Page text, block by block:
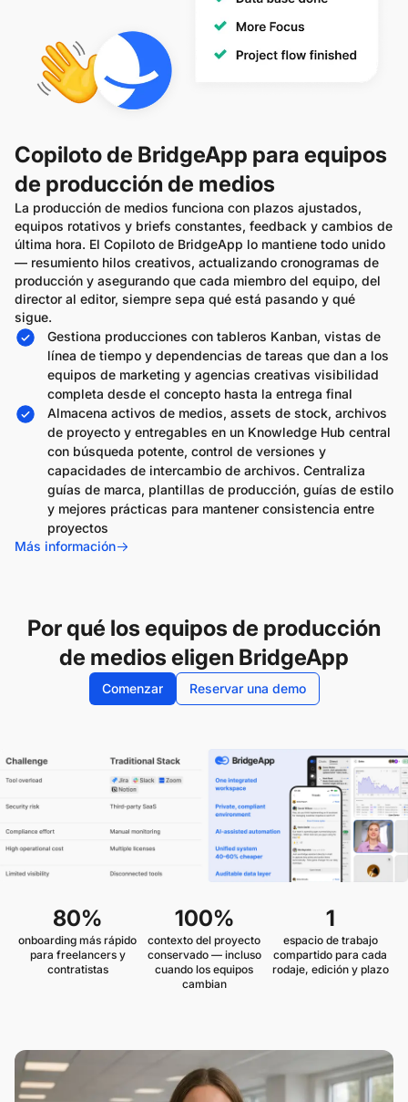
Copiloto de BridgeApp para equipos
de producción de medios
La producción de medios funciona con plazos ajustados,
equipos rotativos y briefs constantes, feedback y cambios de
última hora. El Copiloto de BridgeApp lo mantiene todo unido
— resumiento hilos creativos, actualizando cronogramas de
producción y asegurando que cada miembro del equipo, del
director al editor, siempre sepa qué está pasando y qué
sigue.
Gestiona producciones con tableros Kanban, vistas de
línea de tiempo y dependencias de tareas que dan a los
equipos de marketing y agencias creativas visibilidad
completa desde el concepto hasta la entrega final
Almacena activos de medios, assets de stock, archivos
de proyecto y entregables en un Knowledge Hub central
con búsqueda potente, control de versiones y
capacidades de intercambio de archivos. Centraliza
guías de marca, plantillas de producción, guías de estilo
y mejores prácticas para mantener consistencia entre
proyectos
Más información
Por qué los equipos de producción
de medios eligen BridgeApp
Comenzar Reservar una demo
80%
onboarding más rápido
para freelancers y
contratistas
100%
contexto del proyecto
conservado — incluso
cuando los equipos
cambian
1
espacio de trabajo
compartido para cada
rodaje, edición y plazo